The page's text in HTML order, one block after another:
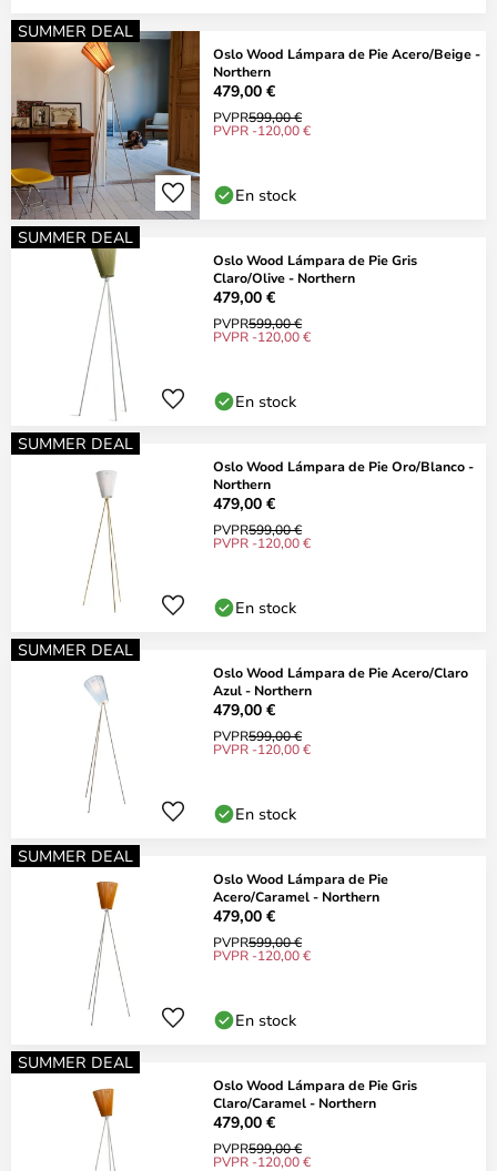
SUMMER DEAL
Oslo Wood Lámpara de Pie Acero/Beige -
Northern
479,00 €
PVPR599,00 €
PVPR -120,00 €
En stock
SUMMER DEAL
Oslo Wood Lámpara de Pie Gris
Claro/Olive - Northern
479,00 €
PVPR599,00 €
PVPR -120,00 €
En stock
SUMMER DEAL
Oslo Wood Lámpara de Pie Oro/Blanco -
Northern
479,00 €
PVPR599,00 €
PVPR -120,00 €
En stock
SUMMER DEAL
Oslo Wood Lámpara de Pie Acero/Claro
Azul - Northern
479,00 €
PVPR599,00 €
PVPR -120,00 €
En stock
SUMMER DEAL
Oslo Wood Lámpara de Pie
Acero/Caramel - Northern
479,00 €
PVPR599,00 €
PVPR -120,00 €
En stock
SUMMER DEAL
Oslo Wood Lámpara de Pie Gris
Claro/Caramel - Northern
479,00 €
PVPR599,00 €
PVPR -120,00 €